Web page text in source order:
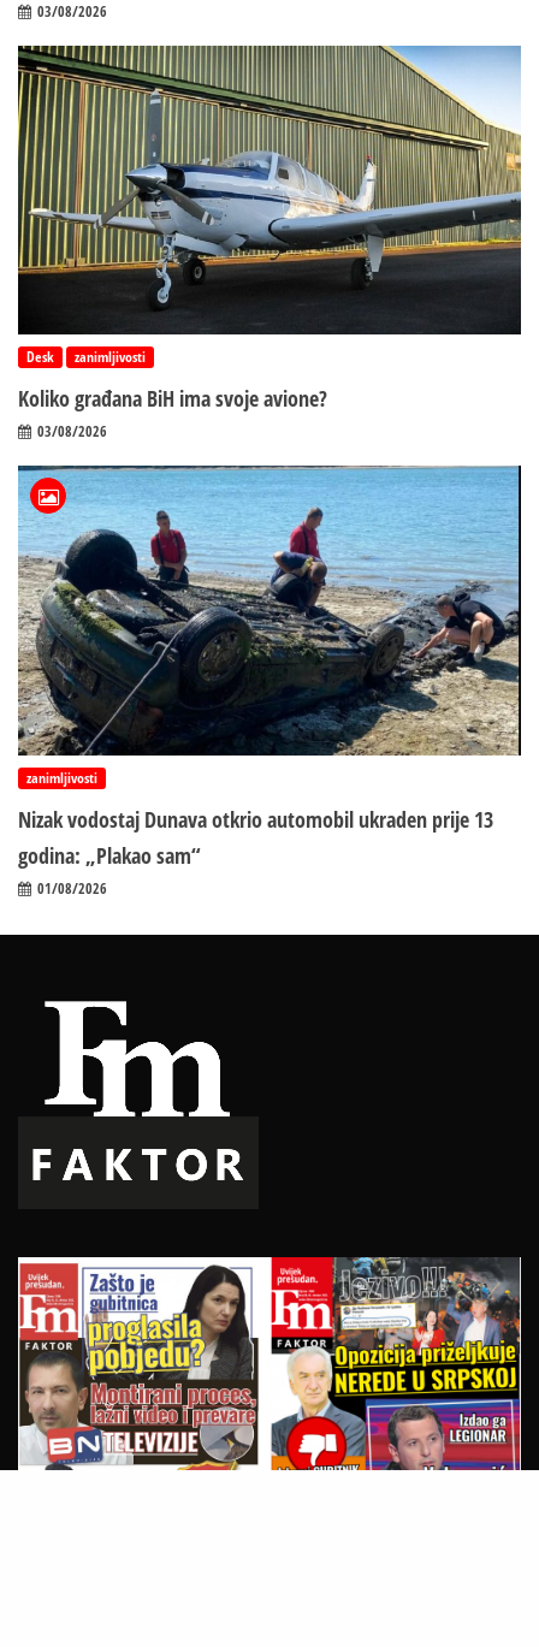
03/08/2026
Desk zanimljivosti
Koliko građana BiH ima svoje avione?
03/08/2026
zanimljivosti
Nizak vodostaj Dunava otkrio automobil ukraden prije 13
godina: „Plakao sam“
01/08/2026